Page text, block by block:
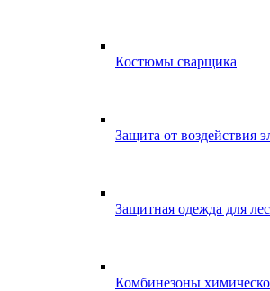
Костюмы сварщика
Защита от воздействия
Защитная одежда для
Комбинезоны